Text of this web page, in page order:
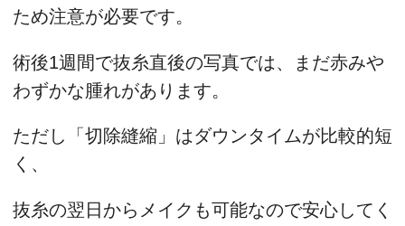
ため注意が必要です。
術後1週間で抜糸直後の写真では、まだ赤みや
わずかな腫れがあります。
ただし「切除縫縮」はダウンタイムが比較的短
く、
抜糸の翌日からメイクも可能なので安心してく